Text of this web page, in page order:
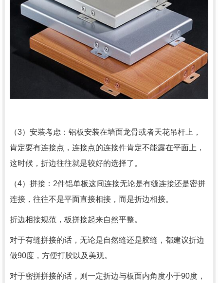
（3）安装考虑：铝板安装在墙面龙骨或者天花吊杆上，
肯定要有连接点，连接点的连接件肯定不能露在平面上，
这时候，折边往往就是较好的选择了。
（4）拼接：2件铝单板这间连接无论是有缝连接还是密拼
连接，往往不是平面直接相接，而是折边相接。
折边相接规范，板拼接起来自然平整。
对于有缝拼接的话，无论是自然缝还是胶缝，都建议折边
做90度，方便打胶以及美观。
对于密拼拼接的话，则一定折边与板面内角度小于90度，